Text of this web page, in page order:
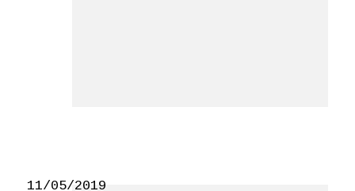
11/05/2019